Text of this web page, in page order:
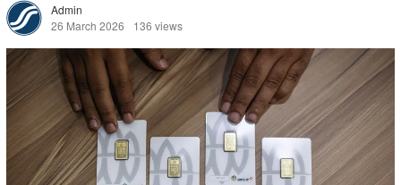
Admin
26 March 2026
136 views